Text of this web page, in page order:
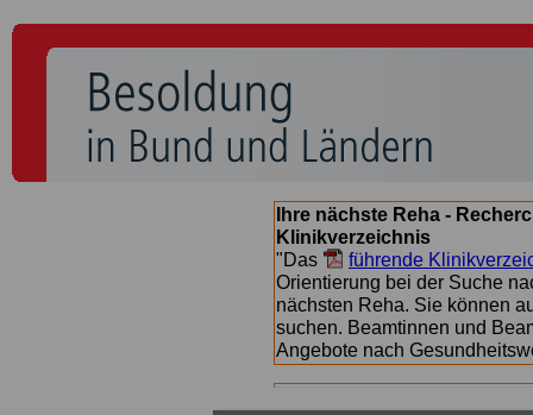
Ihre nächste Reha -
Klinikverzeichnis
"Das
führende
Orientierung bei der Suche
nächsten Reha. Sie können
suchen. Beamtinnen und
Angebote nach